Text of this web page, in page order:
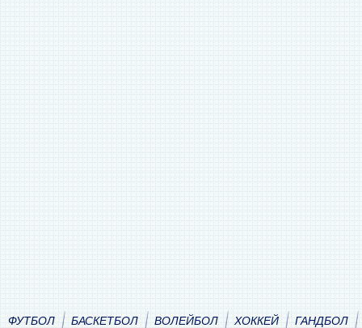
ФУТБОЛ БАСКЕТБОЛ ВОЛЕЙБОЛ ХОККЕЙ ГАНДБОЛ